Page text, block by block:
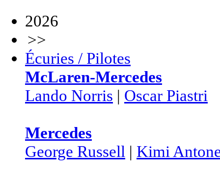
2026
>>
Écuries / Pilotes
McLaren-Mercedes
Lando Norris | Oscar Piastri
Mercedes
George Russell | Kimi